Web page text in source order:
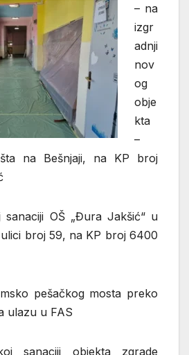
– na
izgr
adnji
nov
og
obje
kta
–
na Bešnjaji, na KP broj
sanaciji OŠ „Đura Jakšić“ u
broj 59, na KP broj 6400
pešačkog mosta preko
ulazu u FAS
sanaciji objekta zgrade